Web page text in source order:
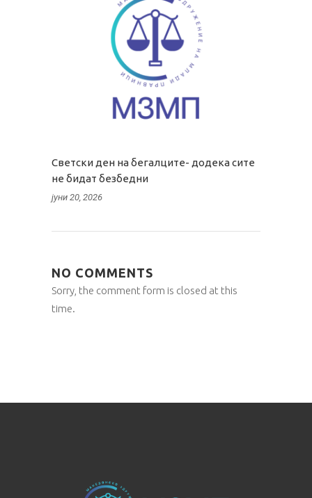
Светски ден на бегалците- додека сите
не бидат безбедни
јуни 20, 2026
NO COMMENTS
Sorry, the comment form is closed at this
time.